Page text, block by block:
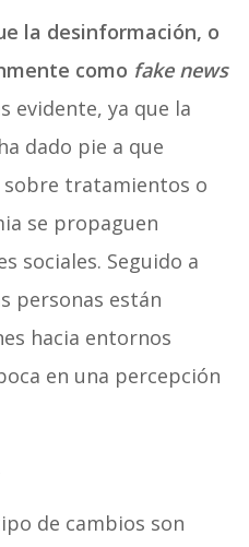
la desinformación, o
como fake news
evidente, ya que la
dado pie a que
sobre tratamientos o
se propaguen
sociales. Seguido a
personas están
hacia entornos
en una percepción
de cambios son